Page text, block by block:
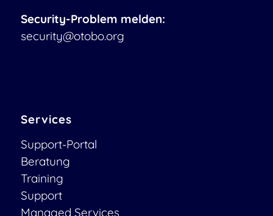
Security-Problem melden:
security@otobo.org
Services
Support-Portal
Beratung
Training
Support
Managed Services